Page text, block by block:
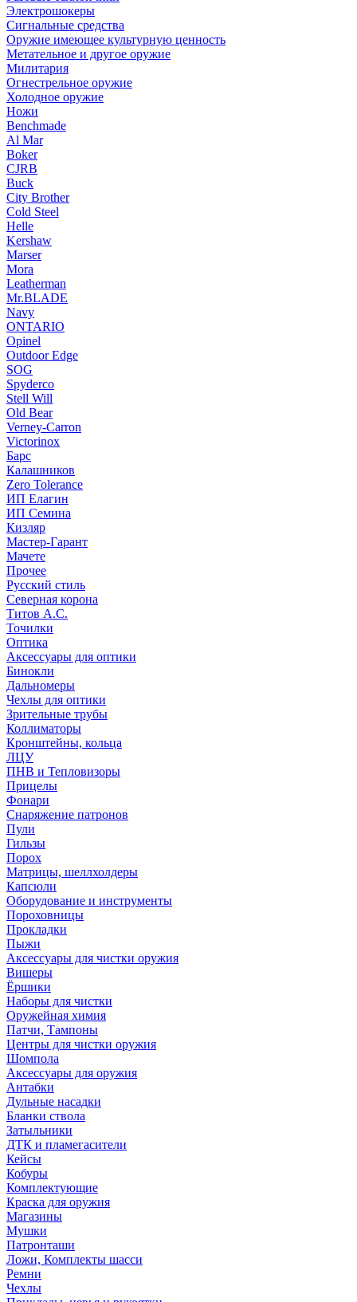
Электрошокеры
Сигнальные средства
Оружие имеющее культурную ценность
Метательное и другое оружие
Милитария
Огнестрельное оружие
Холодное оружие
Ножи
Benchmade
Al Mar
Boker
CJRB
Buck
City Brother
Cold Steel
Helle
Kershaw
Marser
Mora
Leatherman
Mr.BLADE
Navy
ONTARIO
Opinel
Outdoor Edge
SOG
Spyderco
Stell Will
Old Bear
Verney-Carron
Victorinox
Барс
Калашников
Zero Tolerance
ИП Елагин
ИП Семина
Кизляр
Мастер-Гарант
Мачете
Прочее
Русский стиль
Северная корона
Титов А.С.
Точилки
Оптика
Аксессуары для оптики
Бинокли
Дальномеры
Чехлы для оптики
Зрительные трубы
Коллиматоры
Кронштейны, кольца
ЛЦУ
ПНВ и Тепловизоры
Прицелы
Фонари
Снаряжение патронов
Пули
Гильзы
Порох
Матрицы, шеллхолдеры
Капсюли
Оборудование и инструменты
Пороховницы
Прокладки
Пыжи
Аксессуары для чистки оружия
Вишеры
Ёршики
Наборы для чистки
Оружейная химия
Патчи, Тампоны
Центры для чистки оружия
Шомпола
Аксессуары для оружия
Антабки
Дульные насадки
Бланки ствола
Затыльники
ДТК и пламегасители
Кейсы
Кобуры
Комплектующие
Краска для оружия
Магазины
Мушки
Патронташи
Ложи, Комплекты шасси
Ремни
Чехлы